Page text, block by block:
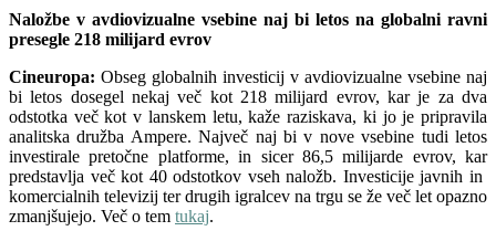
Naložbe v avdiovizualne vsebine naj bi letos na globalni ravni
presegle 218 milijard evrov
Cineuropa: Obseg globalnih investicij v avdiovizualne vsebine naj
bi letos dosegel nekaj več kot 218 milijard evrov, kar je za dva
odstotka več kot v lanskem letu, kaže raziskava, ki jo je pripravila
analitska družba Ampere. Največ naj bi v nove vsebine tudi letos
investirale pretočne platforme, in sicer 86,5 milijarde evrov, kar
predstavlja več kot 40 odstotkov vseh naložb. Investicije javnih in
komercialnih televizij ter drugih igralcev na trgu se že več let opazno
zmanjšujejo. Več o tem tukaj.